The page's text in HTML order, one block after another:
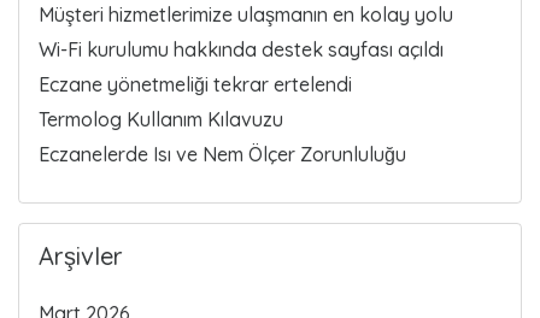
Müşteri hizmetlerimize ulaşmanın en kolay yolu
Wi-Fi kurulumu hakkında destek sayfası açıldı
Eczane yönetmeliği tekrar ertelendi
Termolog Kullanım Kılavuzu
Eczanelerde Isı ve Nem Ölçer Zorunluluğu
Arşivler
Mart 2026